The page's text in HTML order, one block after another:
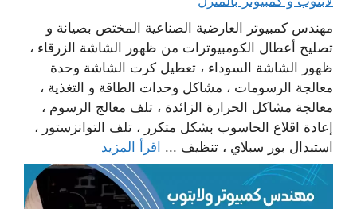
مهندس كمبيوتر العارضية الصناعية المختص بصيانة و
تصليح أعطال الكومبيوترات من ظهور الشاشة الزرقاء ،
ظهور الشاشة السوداء ، تعطيل كرت الشاشة وحدة
معالجة الرسومات ، مشاكل وحدات الطاقة و التغذية ،
معالجة مشاكل الحرارة الزائدة ، تلف معالج الرسوم ،
إعادة اقلاع الحاسوب بشكل متكرر ، تلف التوانزستور ،
استبدال بور سبلاي ، تنظيف ... اقرأ المزيد